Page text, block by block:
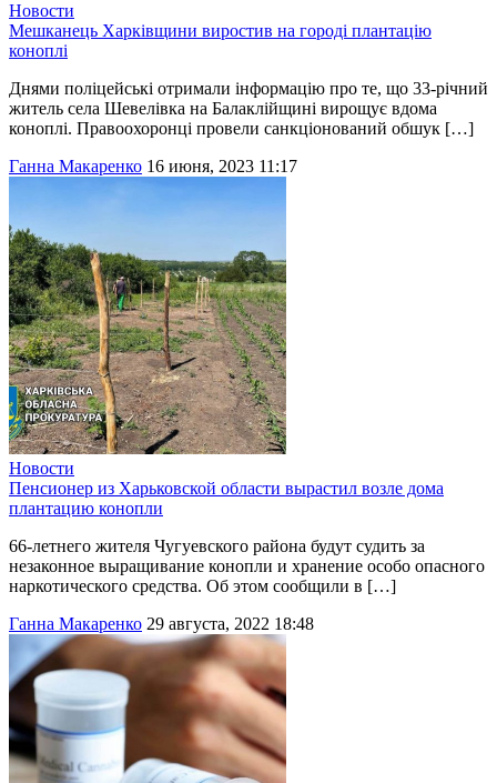
Новости
Мешканець Харківщини виростив на городі плантацію
коноплі
Днями поліцейські отримали інформацію про те, що 33-річний
житель села Шевелівка на Балаклійщині вирощує вдома
коноплі. Правоохоронці провели санкціонований обшук […]
Ганна Макаренко 16 июня, 2023 11:17
Новости
Пенсионер из Харьковской области вырастил возле дома
плантацию конопли
66-летнего жителя Чугуевского района будут судить за
незаконное выращивание конопли и хранение особо опасного
наркотического средства. Об этом сообщили в […]
Ганна Макаренко 29 августа, 2022 18:48